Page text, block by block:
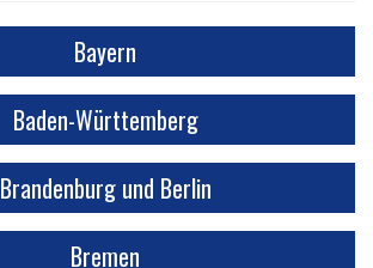
a
i
n
Bayern
Baden-Württemberg
Brandenburg und Berlin
Bremen